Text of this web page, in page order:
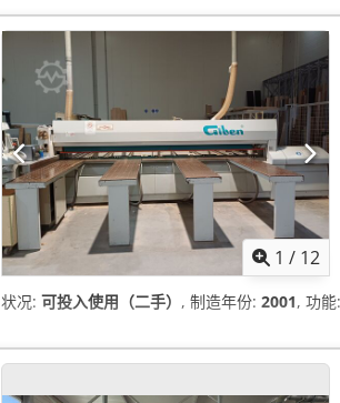
1 / 12
状况: 可投入使用（二手） , 制造年份: 2001, 功能: